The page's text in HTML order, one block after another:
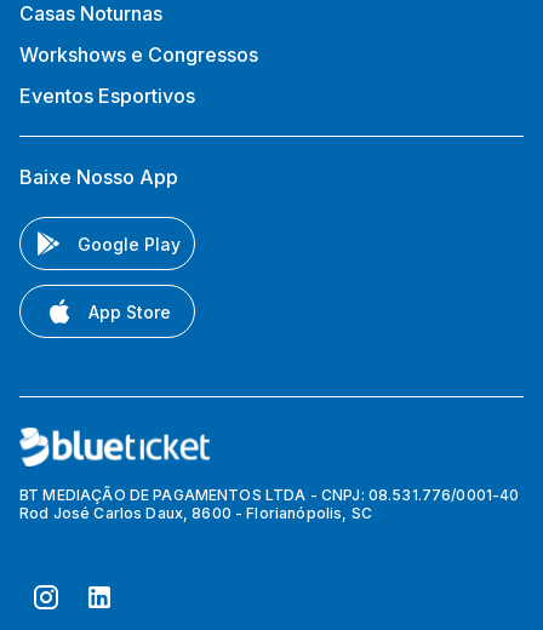
Casas Noturnas
Workshows e Congressos
Eventos Esportivos
Baixe Nosso App
Google Play
App Store
BT MEDIAÇÃO DE PAGAMENTOS LTDA - CNPJ: 08.531.776/0001-40
Rod José Carlos Daux, 8600 - Florianópolis, SC